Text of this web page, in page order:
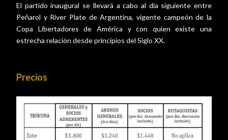
El partido inaugural se llevará a cabo al día siguiente entre
Peñarol y River Plate de Argentina, vigente campeón de la
Copa Libertadores de América y con quien existe una
estrecha relación desde principios del Siglo XX.
Precios